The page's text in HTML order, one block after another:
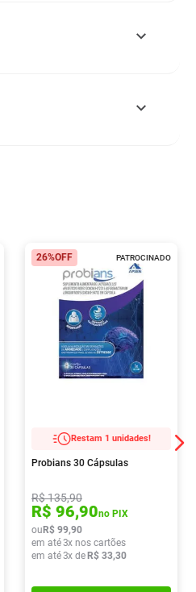
PATROCINADO
26%OFF
Restam 1 unidades!
Probians 30 Cápsulas
R$135,90
R$ 96,90no PIX
ou R$ 99,90
em até3x nos cartões
em até3x de R$ 33,30